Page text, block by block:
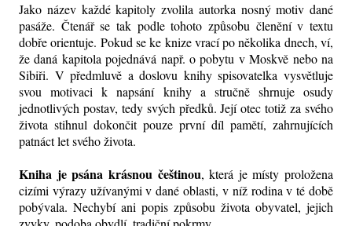
Jako název každé kapitoly zvolila autorka nosný motiv dané
pasáže. Čtenář se tak podle tohoto způsobu členění v textu
dobře orientuje. Pokud se ke knize vrací po několika dnech, ví,
že daná kapitola pojednává např. o pobytu v Moskvě nebo na
Sibiři. V předmluvě a doslovu knihy spisovatelka vysvětluje
svou motivaci k napsání knihy a stručně shrnuje osudy
jednotlivých postav, tedy svých předků. Její otec totiž za svého
života stihnul dokončit pouze první díl pamětí, zahrnujících
patnáct let svého života.
Kniha je psána krásnou češtinou, která je místy proložena
cizími výrazy užívanými v dané oblasti, v níž rodina v té době
pobývala. Nechybí ani popis způsobu života obyvatel, jejich